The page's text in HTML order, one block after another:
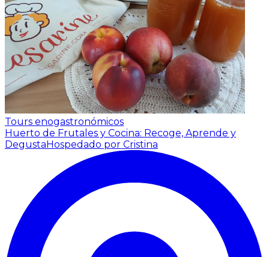
Tours enogastronómicos
Huerto de Frutales y Cocina: Recoge, Aprende y
DegustaHospedado por Cristina